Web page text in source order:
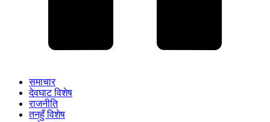
समाचार
देवघाट विशेष
राजनीति
तनहुँ विशेष